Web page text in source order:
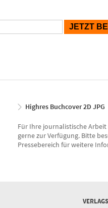
Highres Buchcover 2D JPG
Für Ihre journalistische
gerne zur Verfügung. Bitte
Pressebereich für weitere